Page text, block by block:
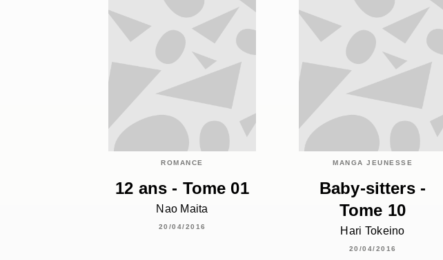
ROMANCE
12 ans - Tome 01
Nao Maita
20/04/2016
MANGA JEUNESSE
Baby-sitters -
Tome 10
Hari Tokeino
20/04/2016